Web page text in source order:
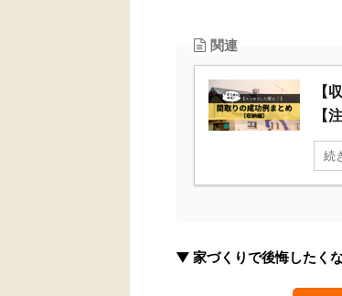
関連
【
【
続
▼ 家づくりで後悔したく